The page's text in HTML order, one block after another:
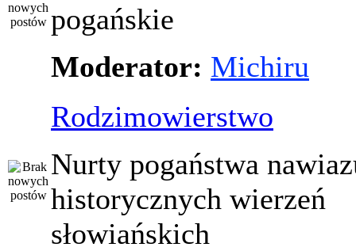
pogańskie
Moderator: Michiru
Rodzimowierstwo
Nurty pogaństwa
historycznych wierzeń
słowiańskich